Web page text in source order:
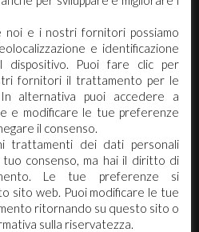
Canalazzo 22/24 -
noi e i nostri fornitori possiamo
e identificazione
dispositivo. Puoi fare clic per
fornitori il trattamento per le
alternativa puoi accedere a
e modificare le tue preferenze
il consenso.
trattamenti dei dati personali
consenso, ma hai il diritto di
Le tue preferenze si
sito web. Puoi modificare le tue
ritornando su questo sito o
sulla riservatezza.
REGISTRATI